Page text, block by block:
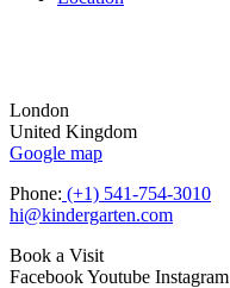
London
United Kingdom
Google map
Phone: (+1) 541-754-3010
hi@kindergarten.com
Book a Visit
FacebookYoutube Instagram